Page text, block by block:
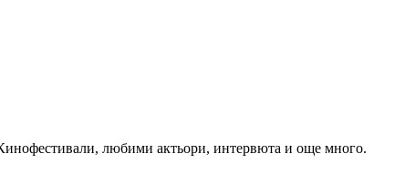
любими актьори, интервюта и още много.